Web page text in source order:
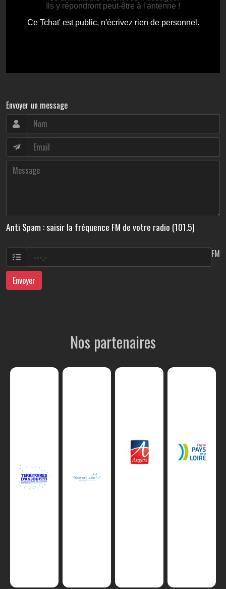
Envoyer un message
Anti Spam : saisir la fréquence FM de votre radio (101.5)
FM
Envoyer
Nos partenaires